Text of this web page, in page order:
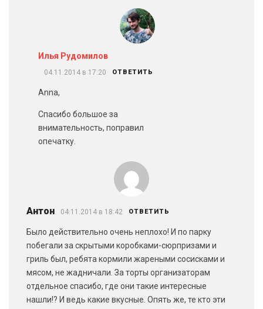
Илья Рудомилов
04.11.2014 в 17:20 ОТВЕТИТЬ
Anna,
Спасибо большое за
внимательность, поправил
опечатку.
Антон 04.11.2014 в 18:42 ОТВЕТИТЬ
Было действительно очень неплохо! И по парку
побегали за скрытыми коробками-сюрпризами и
гриль был, ребята кормили жареными сосисками и
мясом, не жадничали. За торты организаторам
отдельное спасибо, где они такие интересные
нашли!? И ведь какие вкусные. Опять же, те кто эти